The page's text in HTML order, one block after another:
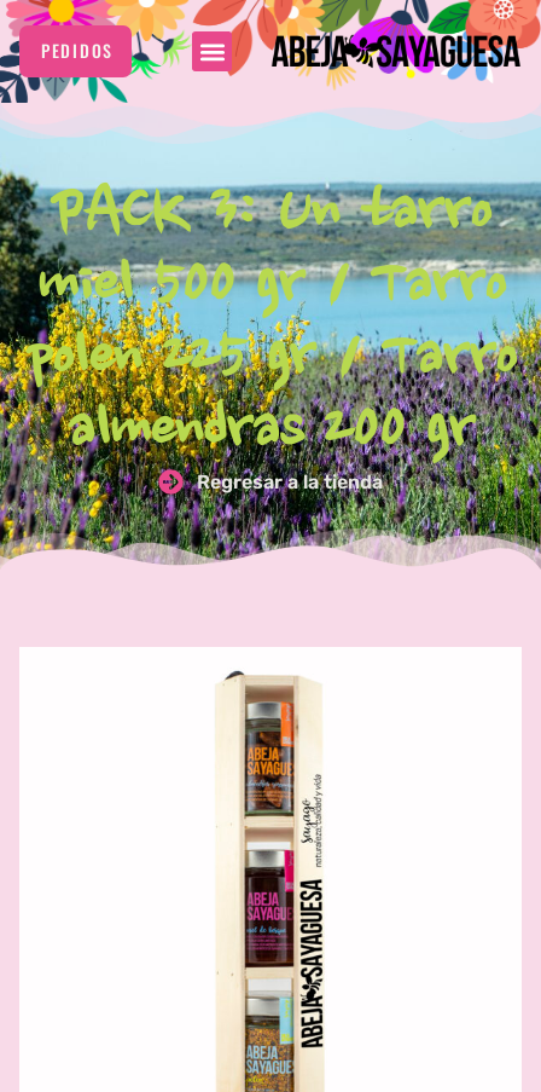
PEDIDOS
PACK 3: Un tarro
miel 500 gr / Tarro
polen 225 gr / Tarro
almendras 200 gr
Regresar a la tienda